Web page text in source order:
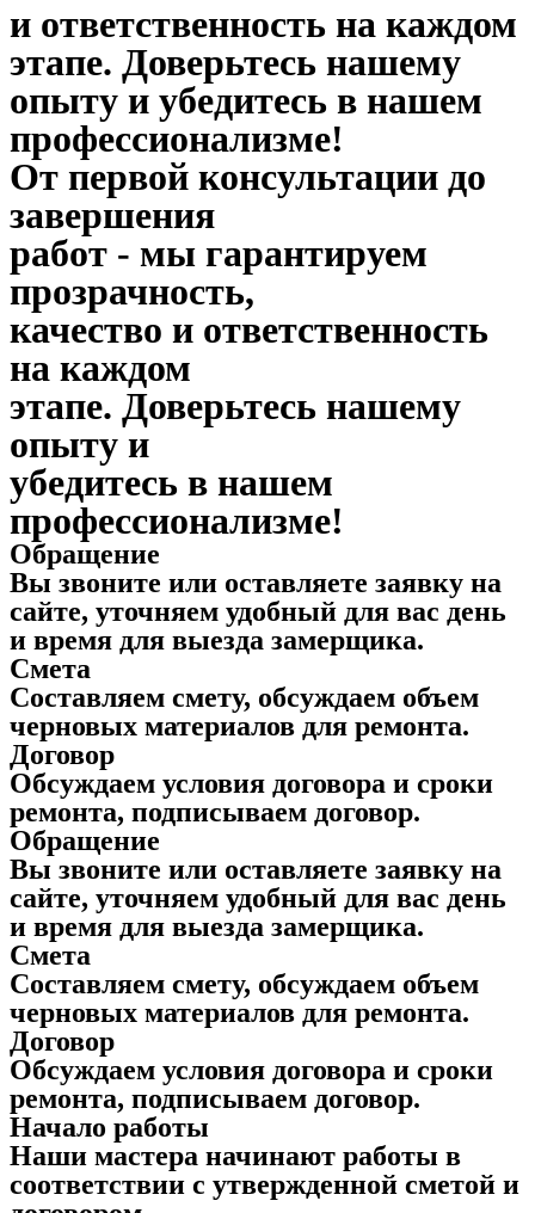
и ответственность на каждом
этапе. Доверьтесь нашему
опыту и убедитесь в нашем
профессионализме!
От первой консультации до
завершения
работ - мы гарантируем
прозрачность,
качество и ответственность
на каждом
этапе. Доверьтесь нашему
опыту и
убедитесь в нашем
профессионализме!
Обращение
Вы звоните или оставляете заявку на
сайте, уточняем удобный для вас день
и время для выезда замерщика.
Смета
Составляем смету, обсуждаем объем
черновых материалов для ремонта.
Договор
Обсуждаем условия договора и сроки
ремонта, подписываем договор.
Обращение
Вы звоните или оставляете заявку на
сайте, уточняем удобный для вас день
и время для выезда замерщика.
Смета
Составляем смету, обсуждаем объем
черновых материалов для ремонта.
Договор
Обсуждаем условия договора и сроки
ремонта, подписываем договор.
Начало работы
Наши мастера начинают работы в
соответствии с утвержденной сметой и